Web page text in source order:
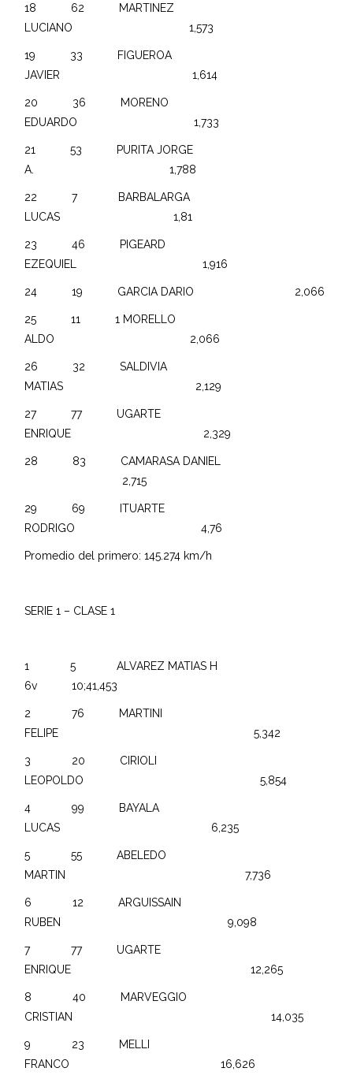
18 62 MARTINEZ
LUCIANO 1,573
19 33 FIGUEROA
JAVIER 1,614
20 36 MORENO
EDUARDO 1,733
21 53 PURITA JORGE
A. 1,788
22 7 BARBALARGA
LUCAS 1,81
23 46 PIGEARD
EZEQUIEL 1,916
24 19 GARCIA DARIO 2,066
25 11 1 MORELLO
ALDO 2,066
26 32 SALDIVIA
MATIAS 2,129
27 77 UGARTE
ENRIQUE 2,329
28 83 CAMARASA DANIEL
2,715
29 69 ITUARTE
RODRIGO 4,76
Promedio del primero: 145.274 km/h
SERIE 1 – CLASE 1
1 5 ALVAREZ MATIAS H
6v 10;41,453
2 76 MARTINI
FELIPE 5,342
3 20 CIRIOLI
LEOPOLDO 5,854
4 99 BAYALA
LUCAS 6,235
5 55 ABELEDO
MARTIN 7,736
6 12 ARGUISSAIN
RUBEN 9,098
7 77 UGARTE
ENRIQUE 12,265
8 40 MARVEGGIO
CRISTIAN 14,035
9 23 MELLI
FRANCO 16,626